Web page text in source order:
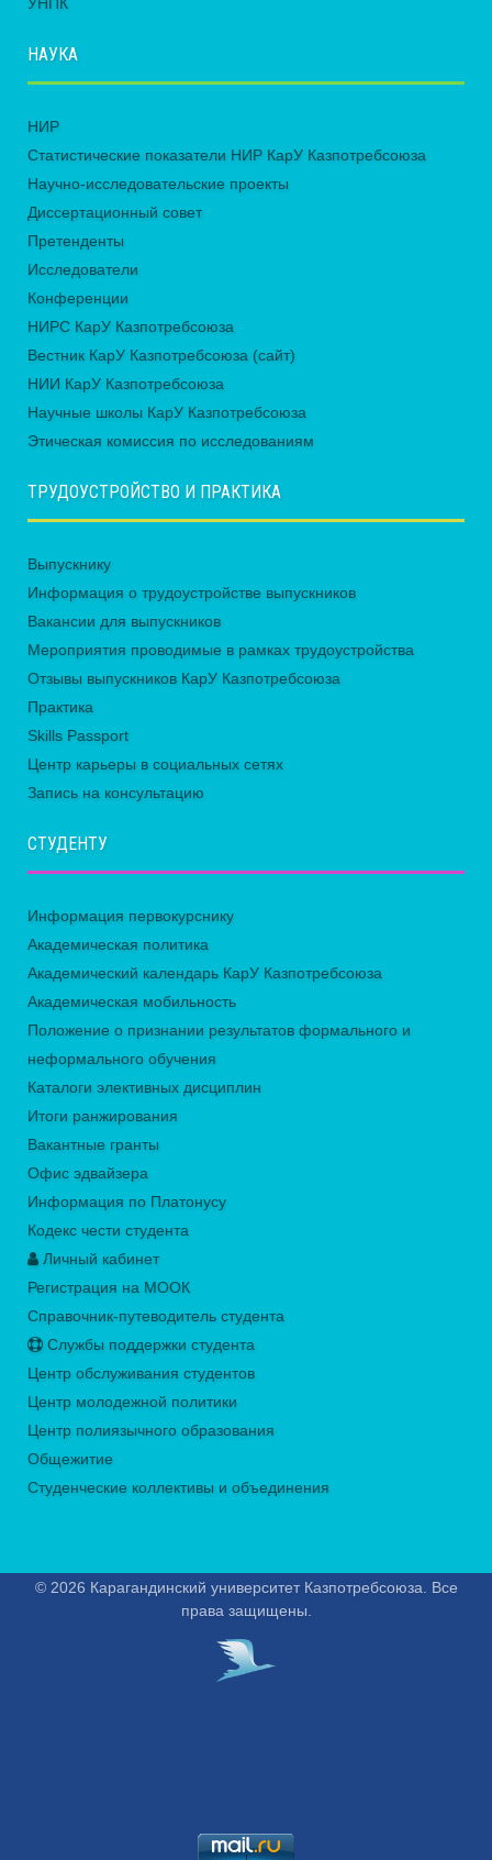
УНПК
НАУКА
НИР
Статистические показатели НИР КарУ Казпотребсоюза
Научно-исследовательские проекты
Диссертационный совет
Претенденты
Исследователи
Конференции
НИРС КарУ Казпотребсоюза
Вестник КарУ Казпотребсоюза (сайт)
НИИ КарУ Казпотребсоюза
Научные школы КарУ Казпотребсоюза
Этическая комиссия по исследованиям
ТРУДОУСТРОЙСТВО И ПРАКТИКА
Выпускнику
Информация о трудоустройстве выпускников
Вакансии для выпускников
Мероприятия проводимые в рамках трудоустройства
Отзывы выпускников КарУ Казпотребсоюза
Практика
Skills Passport
Центр карьеры в социальных сетях
Запись на консультацию
СТУДЕНТУ
Информация первокурснику
Академическая политика
Академический календарь КарУ Казпотребсоюза
Академическая мобильность
Положение о признании результатов формального и
неформального обучения
Каталоги элективных дисциплин
Итоги ранжирования
Вакантные гранты
Офис эдвайзера
Информация по Платонусу
Кодекс чести студента
Личный кабинет
Регистрация на МООК
Справочник-путеводитель студента
Службы поддержки студента
Центр обслуживания студентов
Центр молодежной политики
Центр полиязычного образования
Общежитие
Студенческие коллективы и объединения
© 2026 Карагандинский университет Казпотребсоюза. Все
права защищены.